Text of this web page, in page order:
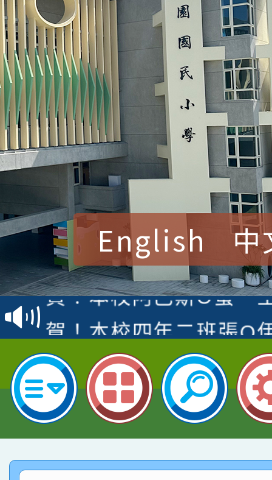
English 中
賀！本校參加桃園市中
賽 洪綺君教師榮獲社
名
賀！本校阿巴斯O蜜、
倩參加桃園市科展 國
名 指導老師王老師、
賀！本校四年二班張O
園市英語競賽國小朗讀
指導老師林老師
賀！本校參加桃園市中
賽 劉文瑛教師榮獲教
臺灣台語-第二名
賀！本校參與2026世
市賽榮獲科學小創客佳
創客第三名。
賀！本校參加桃園市中
賽 洪綺君教師榮獲社
賀！本校阿巴斯O蜜、